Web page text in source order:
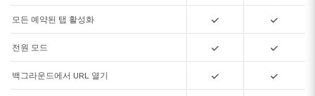
- https://www.ebay.com -
2월 27일
오전 10
매일 마감
오전 10
2025년
모든 예약된 탭 활성화
전원 모드
백그라운드에서 URL 열기